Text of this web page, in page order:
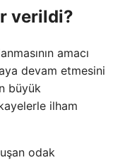
verildi?
amacı
devam etmesini
büyük
ilham
odak